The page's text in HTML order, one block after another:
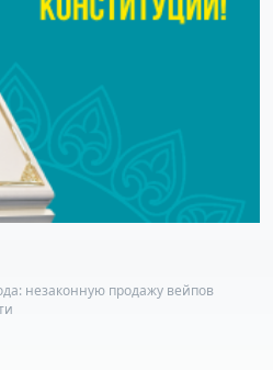
незаконную продажу вейпов